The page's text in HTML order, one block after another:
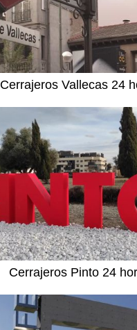
Cerrajeros Vallecas 24
Cerrajeros Pinto 24